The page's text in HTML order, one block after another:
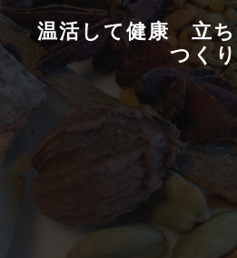
温活して健康 立
つくり